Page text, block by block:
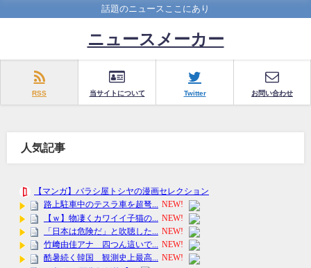
話題のニュースここにあり
ニュースメーカー
RSS 当サイトについて Twitter お問い合わせ
人気記事